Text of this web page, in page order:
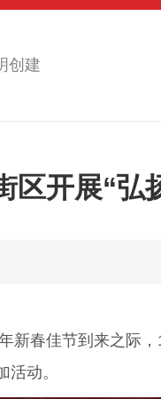
创建
区开展“弘
佳节到来之际，1
动。